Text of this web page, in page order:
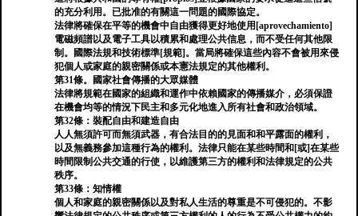
的充分利用。已批准的有關這一問題的國際協定。
法律將確保在平等的機會中自由獲得更好地使用[aprovechamiento]
電磁頻譜以及電子工具以積累和處理公共信息，而不受任何其他限
制。國際法規和技術標準[規範]。當局將確保這些內容不會被用來侵
犯個人或家庭的親密關係或本憲法規定的其他權利。
第31條。國家社會傳播的大眾媒體
法律將規範在國家的組織和運作中依賴國家的傳播媒介，必須保證
在機會均等的情況下民主和多元化地進入所有社會和政治領域。
第32條：裝配自由和建造自由
人人無須許可而無須武器，有合法目的的見面和和平露面的權利，
以及無義務參加這種行為的權利。法律只能在某些時間和[或]在某些
時間限制公共交通的行使，以維護第三方的權利和法律規定的公共
秩序。
第33條：知情權
個人和家庭的親密關係以及對私人生活的尊重是不可侵犯的。不影